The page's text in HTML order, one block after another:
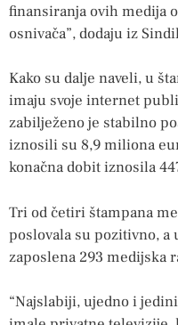
finansiranja ovih medija
osnivača”, dodaju iz
Kako su dalje naveli, u
imaju svoje internet
zabilježeno je stabilno
iznosili su 8,9 miliona
konačna dobit iznosila
Tri od četiri štampana
poslovala su pozitivno, a
zaposlena 293 medijska
“Najslabiji, ujedno i